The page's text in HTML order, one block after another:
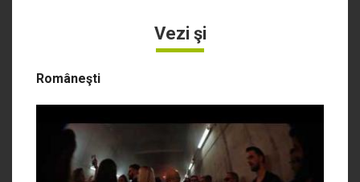
Vezi şi
Româneşti